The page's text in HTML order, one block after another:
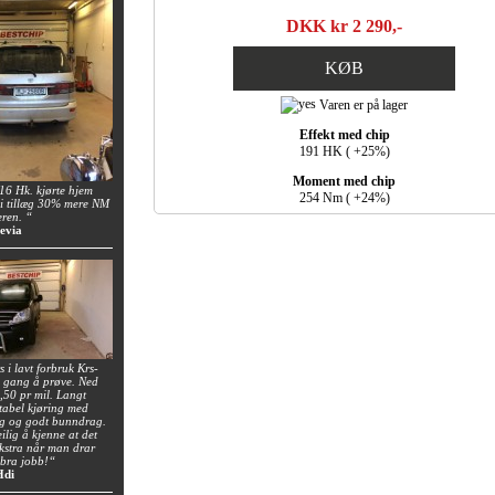
Hk. kjørte hjem
tillæg 30% mere NM
“
i lavt forbruk Krs-
gang å prøve. Ned
pr mil. Langt
kjøring med
og godt bunndrag.
å kjenne at det
når man drar
jobb!“
DKK kr 2 290,-
KØB
Varen er på lager
Effekt med chip
191 HK ( +25%)
Moment med chip
254 Nm ( +24%)